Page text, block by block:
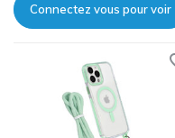
Connectez vous pour voir